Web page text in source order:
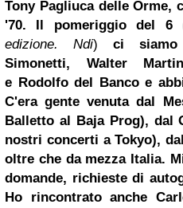
Tony Pagliuca delle Orme,
'70. Il pomeriggio del 6
edizione. Ndi) ci
Simonetti, Walter
e Rodolfo del Banco e
C'era gente venuta dal
Balletto al Baja Prog), dal
nostri concerti a Tokyo),
oltre che da mezza Italia.
domande, richieste di
Ho rincontrato anche